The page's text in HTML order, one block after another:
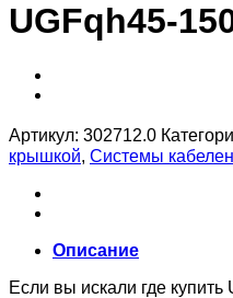
UGFqh45-
Артикул: 302712.0
крышкой, Системы
Описание
Если вы искали где